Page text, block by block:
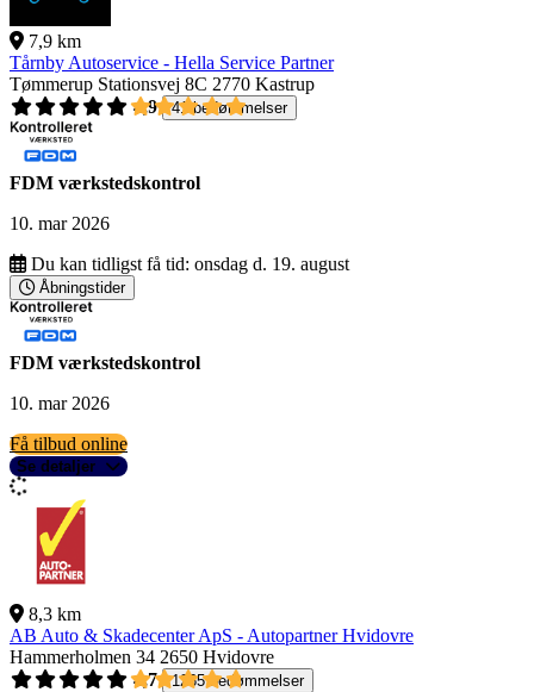
7,9 km
Tårnby Autoservice - Hella Service Partner
Tømmerup Stationsvej 8C 2770 Kastrup
4,9
41 bedømmelser
FDM værkstedskontrol
10. mar 2026
Du kan tidligst få tid: onsdag d. 19. august
Åbningstider
FDM værkstedskontrol
10. mar 2026
Få tilbud online
Se detaljer
8,3 km
AB Auto & Skadecenter ApS - Autopartner Hvidovre
Hammerholmen 34 2650 Hvidovre
4,7
1265 bedømmelser